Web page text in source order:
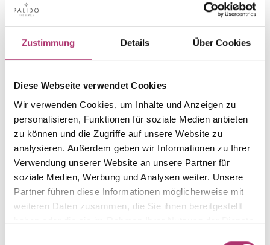
Zustimmung Details Über Cookies
Diese Webseite verwendet Cookies
Wir verwenden Cookies, um Inhalte und Anzeigen zu
personalisieren, Funktionen für soziale Medien anbieten
zu können und die Zugriffe auf unsere Website zu
analysieren. Außerdem geben wir Informationen zu Ihrer
Verwendung unserer Website an unsere Partner für
soziale Medien, Werbung und Analysen weiter. Unsere
Partner führen diese Informationen möglicherweise mit
weiteren Daten zusammen, die Sie ihnen bereitgestellt
haben oder die sie im Rahmen Ihrer Nutzung der Dienste
Artikelgruppe
Kreuz
Material
Gewicht
Laufnummer
9010595781810
-
585
Weißgold
Größe
18 mm
Steinfarbe
Steinart
-
Stein